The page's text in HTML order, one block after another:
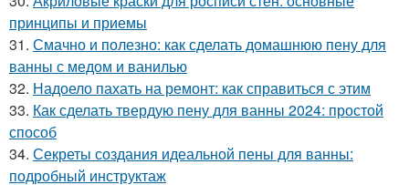
принципы и приемы
31. Смачно и полезно: как сделать домашнюю пену для
ванны с медом и ванилью
32. Надоело пахать на ремонт: как справиться с этим
33. Как сделать твердую пену для ванны 2024: простой
способ
34. Секреты создания идеальной пены для ванны:
подробный инструктаж